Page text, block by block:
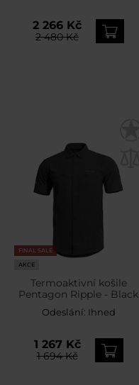
2 266 Kč
2 480 Kč
FINAL SALE
AKCE
Termoaktivní košile
Pentagon Ripple - Black
Odeslání: Ihned
1 267 Kč
1 694 Kč